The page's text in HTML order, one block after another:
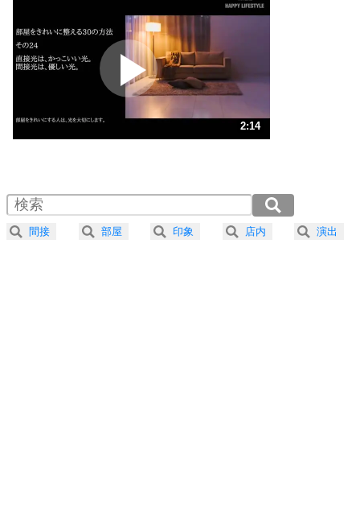
いらいらしない人になる30の方法
プラス思考
ポジティブになれない原因は、行動しないから。
ポジティブ思考になる30の方法
ストレス対策
人生、なんとかなるもの。
気楽に生きる30の方法
4 器の大きい人は、怒りを優しさで表現する。
プラス思考
2:14
2.0倍速 （264KB 1分7秒）
2.5倍速 （212KB 54秒）
3.0倍速 （177KB 45秒）
間接 部屋 印象 店内 演出